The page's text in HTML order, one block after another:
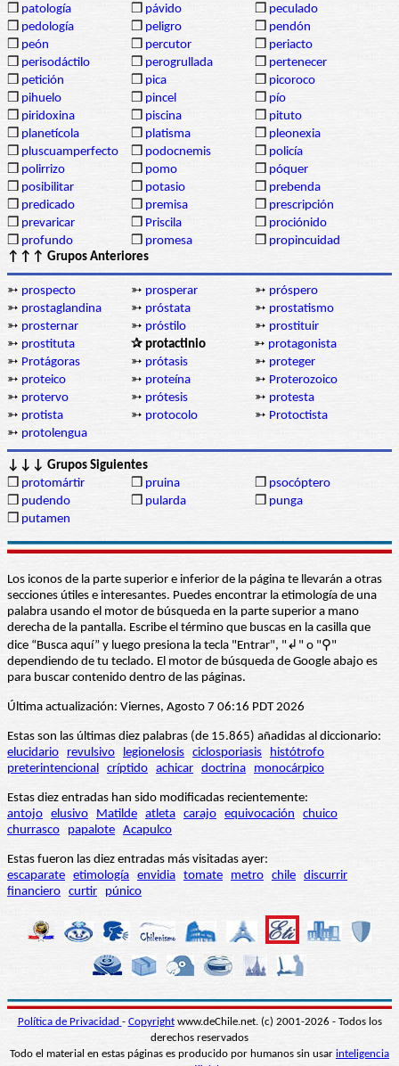
❒ patología ❒ pávido ❒ peculado
❒ pedología ❒ peligro ❒ pendón
❒ peón ❒ percutor ❒ periacto
❒ perisodáctilo ❒ perogrullada ❒ pertenecer
❒ petición ❒ pica ❒ picoroco
❒ pihuelo ❒ pincel ❒ pío
❒ piridoxina ❒ piscina ❒ pituto
❒ planetícola ❒ platisma ❒ pleonexia
❒ pluscuamperfecto ❒ podocnemis ❒ policía
❒ polirrizo ❒ pomo ❒ póquer
❒ posibilitar ❒ potasio ❒ prebenda
❒ predicado ❒ premisa ❒ prescripción
❒ prevaricar ❒ Priscila ❒ prociónido
❒ profundo ❒ promesa ❒ propincuidad
↑↑↑ Grupos Anteriores
➳ prospecto ➳ prosperar ➳ próspero
➳ prostaglandina ➳ próstata ➳ prostatismo
➳ prosternar ➳ próstilo ➳ prostituir
➳ prostituta ✰ protactinio ➳ protagonista
➳ Protágoras ➳ prótasis ➳ proteger
➳ proteico ➳ proteína ➳ Proterozoico
➳ protervo ➳ prótesis ➳ protesta
➳ protista ➳ protocolo ➳ Protoctista
➳ protolengua
↓↓↓ Grupos Siguientes
❒ protomártir ❒ pruina ❒ psocóptero
❒ pudendo ❒ pularda ❒ punga
❒ putamen
Los iconos de la parte superior e inferior de la página te llevarán a otras
secciones útiles e interesantes. Puedes encontrar la etimología de una
palabra usando el motor de búsqueda en la parte superior a mano
derecha de la pantalla. Escribe el término que buscas en la casilla que
dice “Busca aquí” y luego presiona la tecla "Entrar", "↲" o "⚲"
dependiendo de tu teclado. El motor de búsqueda de Google abajo es
para buscar contenido dentro de las páginas.
Última actualización: Viernes, Agosto 7 06:16 PDT 2026
Estas son las últimas diez palabras (de 15.865) añadidas al diccionario:
elucidario
revulsivo legionelosis ciclosporiasis
histótrofo
preterintencional críptido achicar doctrina monocárpico
Estas diez entradas han sido modificadas recientemente:
antojo elusivo Matilde atleta carajo equivocación
chuico
churrasco
papalote Acapulco
Estas fueron las diez entradas más visitadas ayer:
escaparate etimología envidia tomate metro chile discurrir
financiero curtir púnico
Política de Privacidad - Copyrightwww.deChile.net. (c) 2001-2026 - Todos los
derechos reservados
Todo el material en estas páginas es producido por humanos sin usar inteligencia